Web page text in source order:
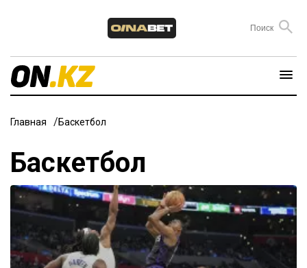
Главная Баскетбол
Баскетбол